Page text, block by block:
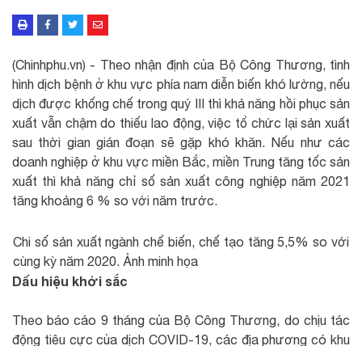
(Chinhphu.vn) - Theo nhận định của Bộ Công Thương, tình
hình dịch bệnh ở khu vực phía nam diễn biến khó lường, nếu
dịch được khống chế trong quý III thì khả năng hồi phục sản
xuất vẫn chậm do thiếu lao động, việc tổ chức lại sản xuất
sau thời gian gián đoạn sẽ gặp khó khăn. Nếu như các
doanh nghiệp ở khu vực miền Bắc, miền Trung tăng tốc sản
xuất thì khả năng chỉ số sản xuất công nghiệp năm 2021
tăng khoảng 6 % so với năm trước.
Chi số sản xuất ngành chế biến, chế tạo tăng 5,5% so với
cùng kỳ năm 2020. Ảnh minh họa
Dấu hiệu khởi sắc
Theo báo cáo 9 tháng của Bộ Công Thương, do chịu tác
động tiêu cực của dịch COVID-19, các địa phương có khu